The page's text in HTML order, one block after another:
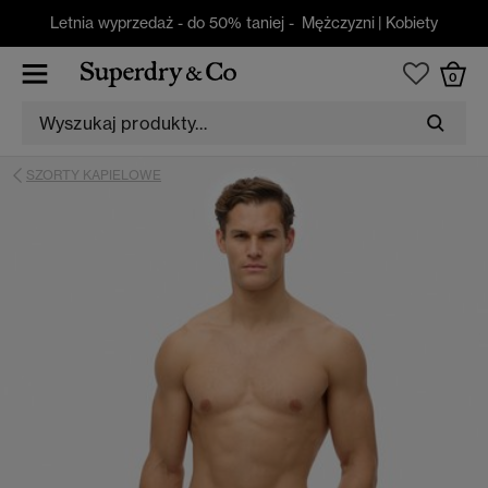
Letnia wyprzedaż - do 50% taniej - Mężczyzni | Kobiety
0
SZORTY KAPIELOWE